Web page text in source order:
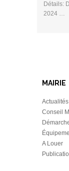
Détails:
2024 …
MAIRIE
Conseil
A Louer